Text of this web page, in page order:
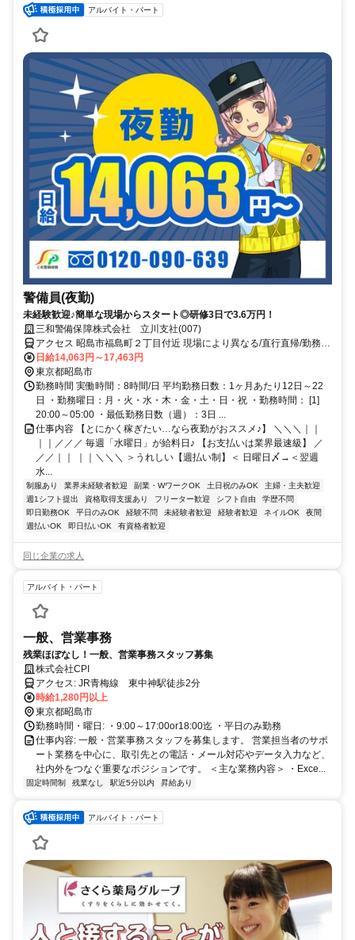
アルバイト・パート
警備員(夜勤)
未経験歓迎♪簡単な現場からスタート◎研修3日で3.6万円！
三和警備保障株式会社 立川支社(007)
アクセス 昭島市福島町２丁目付近 現場により異なる/直行直帰/勤務地
相談可 ■週3日～■電話面接■即日勤務
日給14,063円～17,463円
東京都昭島市
勤務時間 実働時間：8時間/日 平均勤務日数：1ヶ月あたり12日～22
日 ・勤務曜日：月・火・水・木・金・土・日・祝 ・勤務時間： [1]
20:00～05:00 ・最低勤務日数（週）：3日 ...
仕事内容 【とにかく稼ぎたい…なら夜勤がおススメ♪】 ＼＼＼｜｜
｜｜／／／ 毎週「水曜日」が給料日♪ 【お支払いは業界最速級】 ／
／／｜｜ ｜｜＼＼＼ ＞うれしい【週払い制】＜ 日曜日〆→＜翌週
水...
制服あり 業界未経験者歓迎 副業・WワークOK 土日祝のみOK
主婦・主夫歓迎
週1シフト提出
資格取得支援あり フリーター歓迎 シフト自由
学歴不問
即日勤務OK
平日のみOK 経験不問 未経験者歓迎 経験者歓迎 ネイルOK
夜間
週払いOK
即日払いOK 有資格者歓迎
同じ企業の求人
アルバイト・パート
一般、営業事務
残業ほぼなし！一般、営業事務スタッフ募集
株式会社CPI
アクセス: JR青梅線 東中神駅徒歩2分
時給1,280円以上
東京都昭島市
勤務時間・曜日: ・9:00～17:00or18:00迄 ・平日のみ勤務
仕事内容: 一般・営業事務スタッフを募集します。 営業担当者のサポ
ート業務を中心に、取引先との電話・メール対応やデータ入力など、
社内外をつなぐ重要なポジションです。 ＜主な業務内容＞ ・Exce...
固定時間制 残業なし 駅近5分以内 昇給あり
アルバイト・パート